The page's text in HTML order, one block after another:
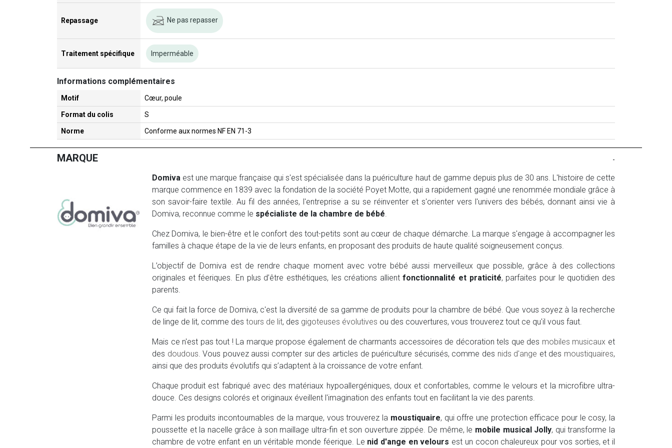
Repassage Ne pas repasser
Traitement spécifique Imperméable
Informations complémentaires
Motif Cœur, poule
Format du colis S
Norme Conforme aux normes NF EN 71-3
MARQUE -
Domiva est une marque française qui s'est spécialisée dans la puériculture haut de gamme depuis plus de 30 ans. L'histoire de cette
marque commence en 1839 avec la fondation de la société Poyet Motte, qui a rapidement gagné une renommée mondiale grâce à
son savoir-faire textile. Au fil des années, l'entreprise a su se réinventer et s'orienter vers l'univers des bébés, donnant ainsi vie à
Domiva, reconnue comme le spécialiste de la chambre de bébé.
Chez Domiva, le bien-être et le confort des tout-petits sont au cœur de chaque démarche. La marque s'engage à accompagner les
familles à chaque étape de la vie de leurs enfants, en proposant des produits de haute qualité soigneusement conçus.
L’objectif de Domiva est de rendre chaque moment avec votre bébé aussi merveilleux que possible, grâce à des collections
originales et féeriques. En plus d’être esthétiques, les créations allientfonctionnalité et praticité, parfaites pour le quotidien des
parents.
Ce qui fait la force de Domiva, c'est la diversité de sa gamme de produits pour la chambre de bébé. Que vous soyez à la recherche
de linge de lit, comme des tours de lit, des gigoteuses évolutives ou des couvertures, vous trouverez tout ce qu'il vous faut.
Mais ce n'est pas tout ! La marque propose également de charmants accessoires de décoration tels que des mobiles musicaux et
des doudous. Vous pouvez aussi compter sur des articles de puériculture sécurisés, comme des nids d'ange et des moustiquaires,
ainsi que des produits évolutifs qui s’adaptent à la croissance de votre enfant.
Chaque produit est fabriqué avec des matériaux hypoallergéniques, doux et confortables, comme le velours et la microfibre ultra-
douce. Ces designs colorés et originaux éveillent l'imagination des enfants tout en facilitant la vie des parents.
Parmi les produits incontournables de la marque, vous trouverez la moustiquaire, qui offre une protection efficace pour le cosy, la
poussette et la nacelle grâce à son maillage ultra-fin et son ouverture zippée. De même, le mobile musical Jolly, qui transforme la
chambre de votre enfant en un véritable monde féerique. Le nid d'ange en velours est un cocon chaleureux pour vos sorties, et il